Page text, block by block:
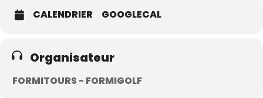
CALENDRIER GOOGLECAL
Organisateur
FORMITOURS - FORMIGOLF